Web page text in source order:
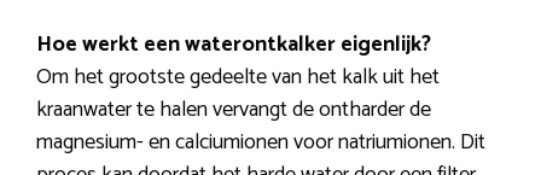
Hoe werkt een waterontkalker eigenlijk?
Om het grootste gedeelte van het kalk uit het
kraanwater te halen vervangt de ontharder de
magnesium- en calciumionen voor natriumionen. Dit